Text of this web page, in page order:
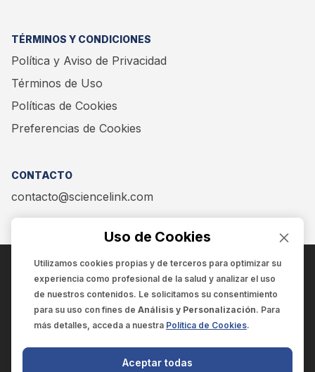
TÉRMINOS Y CONDICIONES
Política y Aviso de Privacidad
Términos de Uso
Políticas de Cookies
Preferencias de Cookies
CONTACTO
contacto@sciencelink.com
ENCUÉNTRANOS EN:
Uso de Cookies
Utilizamos cookies propias y de terceros para optimizar su
experiencia como profesional de la salud y analizar el uso
de nuestros contenidos. Le solicitamos su consentimiento
para su uso con fines de Análisis y Personalización. Para
más detalles, acceda a nuestra Política de Cookies.
Aceptar todas